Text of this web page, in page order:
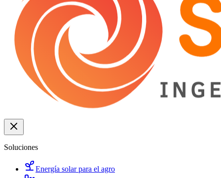
Soluciones
Energía solar para el agro